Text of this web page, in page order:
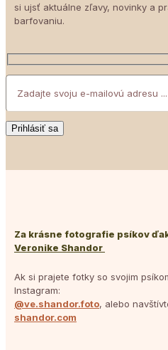
si ujsť aktuálne zľavy, novinky a
barfovaniu.
Za krásne fotografie psíkov
Veronike Shandor
Ak si prajete fotky so svojim
Instagram:
@ve.shandor.foto, alebo
shandor.com